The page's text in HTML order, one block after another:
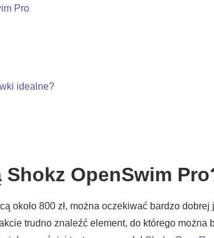
Pro
idealne?
OpenSwim
około 800 zł, można oczekiwać bardzo
trudno znaleźć element, do którego można